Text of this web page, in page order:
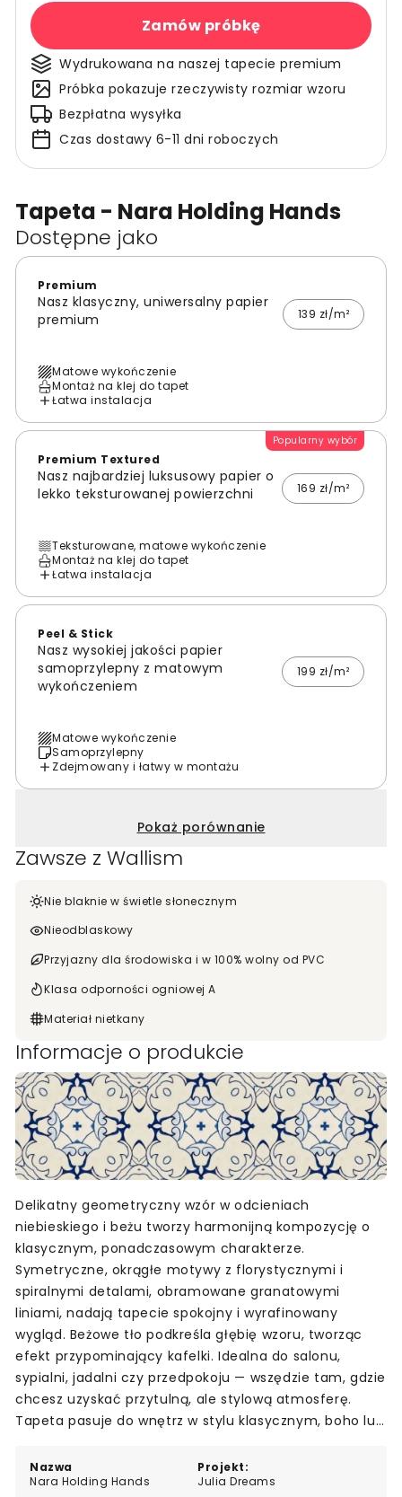
Tapeta - Nara Holding Hands
Dostępne jako
Premium
Nasz klasyczny, uniwersalny papier
premium
139 zł/m²
Matowe wykończenie
Montaż na klej do tapet
Łatwa instalacja
Popularny wybór
Premium Textured
Nasz najbardziej luksusowy papier o
lekko teksturowanej powierzchni
169 zł/m²
Teksturowane, matowe wykończenie
Montaż na klej do tapet
Łatwa instalacja
Peel & Stick
Nasz wysokiej jakości papier
samoprzylepny z matowym
wykończeniem
199 zł/m²
Matowe wykończenie
Samoprzylepny
Zdejmowany i łatwy w montażu
Pokaż porównanie
Zawsze z Wallism
Nie blaknie w świetle słonecznym
Nieodblaskowy
Przyjazny dla środowiska i w 100% wolny od PVC
Klasa odporności ogniowej A
Materiał nietkany
Informacje o produkcie
Nazwa
Nara Holding Hands
Projekt:
Julia Dreams
Delikatny geometryczny wzór w odcieniach
niebieskiego i beżu tworzy harmonijną kompozycję o
klasycznym, ponadczasowym charakterze.
Symetryczne, okrągłe motywy z florystycznymi i
spiralnymi detalami, obramowane granatowymi
liniami, nadają tapecie spokojny i wyrafinowany
wygląd. Beżowe tło podkreśla głębię wzoru, tworząc
efekt przypominający kafelki. Idealna do salonu,
sypialni, jadalni czy przedpokoju — wszędzie tam, gdzie
chcesz uzyskać przytulną, ale stylową atmosferę.
Tapeta pasuje do wnętrz w stylu klasycznym, boho lub
Zamów próbkę
Wydrukowana na naszej tapecie premium
Próbka pokazuje rzeczywisty rozmiar wzoru
Bezpłatna wysyłka
Czas dostawy 6-11 dni roboczych